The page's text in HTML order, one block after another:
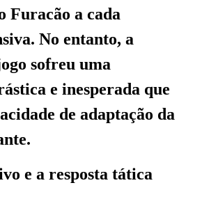
Furacão a cada
No entanto, a
sofreu uma
e inesperada que
de adaptação da
e a resposta tática